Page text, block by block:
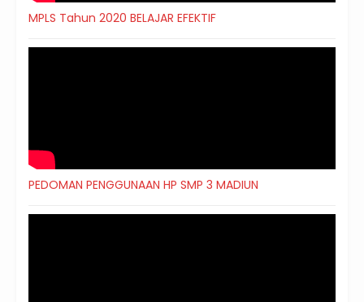
MPLS Tahun 2020 BELAJAR EFEKTIF
PEDOMAN PENGGUNAAN HP SMP 3 MADIUN